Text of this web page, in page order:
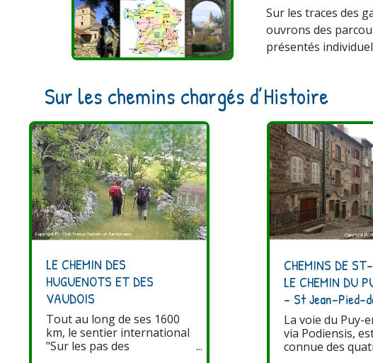
Sur les traces des
ouvrons des
présentés
Sur les chemins chargés d’Histoire
LE CHEMIN DES
HUGUENOTS ET DES
VAUDOIS
Tout au long de ses 1600
km, le sentier international
"Sur les pas des
CHEMINS DE
LE CHEMIN DU
- St Jean-Pied-
La voie du Puy-
via Podiensis,
connue des